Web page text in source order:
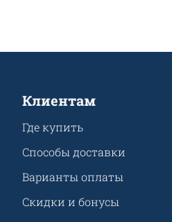
Клиентам
Где купить
Способы доставки
Варианты оплаты
Скидки и бонусы